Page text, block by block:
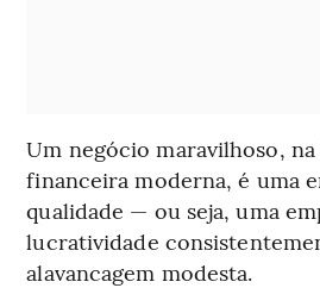
Um negócio maravilhoso,
financeira moderna, é uma
qualidade — ou seja, uma
lucratividade
alavancagem modesta.